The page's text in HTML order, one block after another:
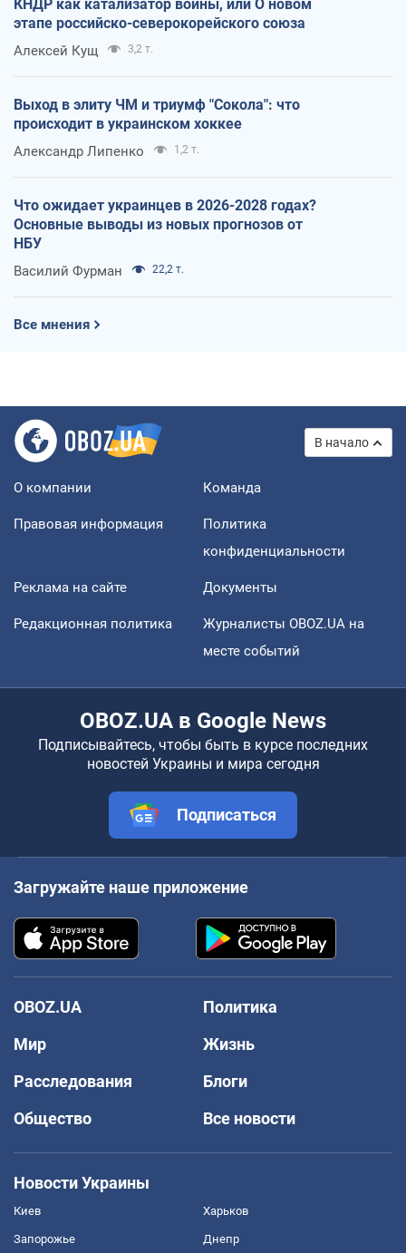
КНДР как катализатор войны, или О новом
этапе российско-северокорейского союза
Алексей Кущ 3,2 т.
Выход в элиту ЧМ и триумф "Сокола": что
происходит в украинском хоккее
Александр Липенко 1,2 т.
Что ожидает украинцев в 2026-2028 годах?
Основные выводы из новых прогнозов от
НБУ
Василий Фурман 22,2 т.
Все мнения
В начало
О компании Команда
Правовая информация
Политика
конфиденциальности
Реклама на сайте Документы
Редакционная политика
Журналисты OBOZ.UA на
месте событий
OBOZ.UA в Google News
Подписывайтесь, чтобы быть в курсе последних
новостей Украины и мира сегодня
Подписаться
Загружайте наше приложение
OBOZ.UA
Политика
Мир
Жизнь
Расследования
Блоги
Общество
Все новости
Новости Украины
Киев Харьков
Запорожье Днепр